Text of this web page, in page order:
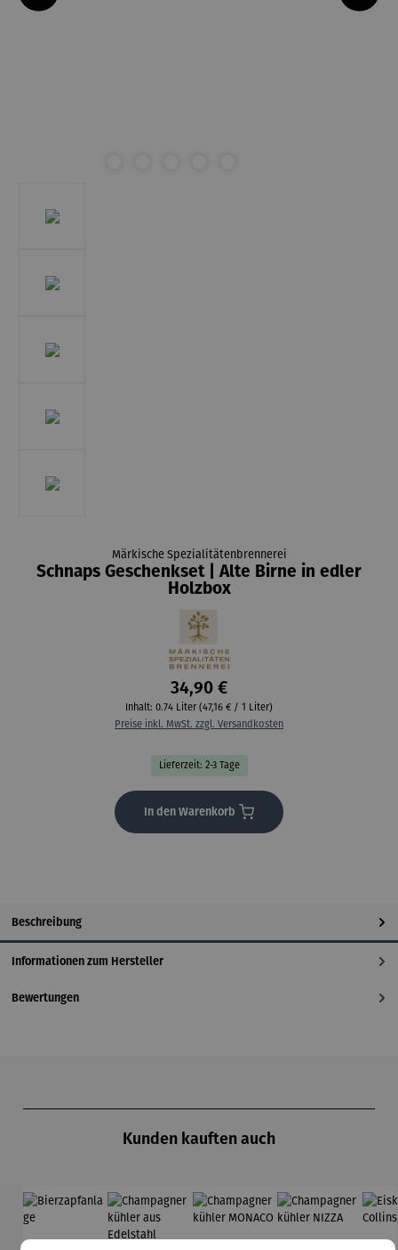
Märkische Spezialitätenbrennerei
Schnaps Geschenkset | Alte Birne in edler
Holzbox
34,90 €
Inhalt: 0.74 Liter (47,16 € / 1 Liter)
Preise inkl. MwSt. zzgl. Versandkosten
Lieferzeit: 2-3 Tage
In den Warenkorb
Beschreibung
Informationen zum Hersteller
Bewertungen
Kunden kauften auch